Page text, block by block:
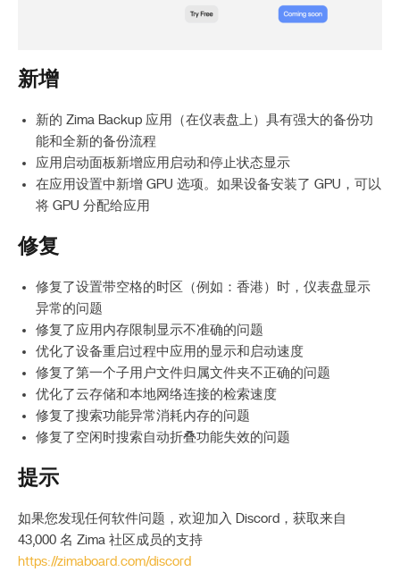
新增
新的 Zima Backup 应用（在仪表盘上）具有强大的备份功
能和全新的备份流程
应用启动面板新增应用启动和停止状态显示
在应用设置中新增 GPU 选项。如果设备安装了 GPU，可以
将 GPU 分配给应用
修复
修复了设置带空格的时区（例如：香港）时，仪表盘显示
异常的问题
修复了应用内存限制显示不准确的问题
优化了设备重启过程中应用的显示和启动速度
修复了第一个子用户文件归属文件夹不正确的问题
优化了云存储和本地网络连接的检索速度
修复了搜索功能异常消耗内存的问题
修复了空闲时搜索自动折叠功能失效的问题
提示
如果您发现任何软件问题，欢迎加入 Discord，获取来自
43,000 名 Zima 社区成员的支持
https://zimaboard.com/discord